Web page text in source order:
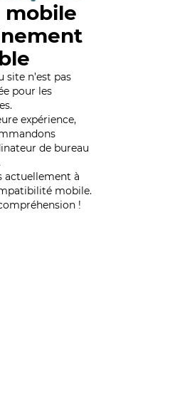
mobile
site n’est pas
pour les
expérience,
de bureau
actuellement à
mobile.
!